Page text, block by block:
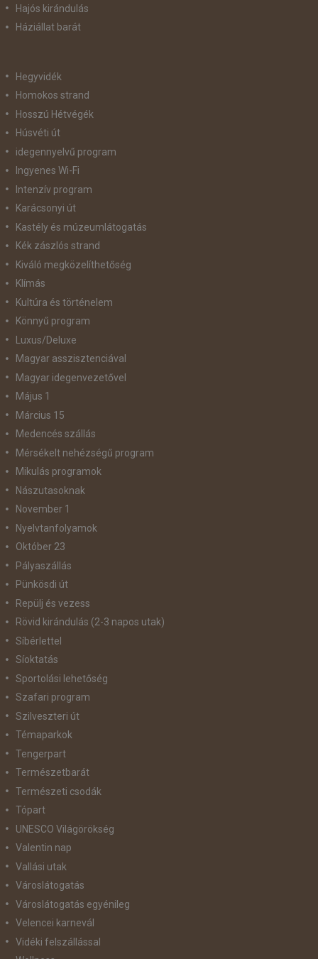
Hajós kirándulás
Háziállat barát
Hegyvidék
Homokos strand
Hosszú Hétvégék
Húsvéti út
idegennyelvű program
Ingyenes Wi-Fi
Intenzív program
Karácsonyi út
Kastély és múzeumlátogatás
Kék zászlós strand
Kiváló megközelíthetőség
Klímás
Kultúra és történelem
Könnyű program
Luxus/Deluxe
Magyar asszisztenciával
Magyar idegenvezetővel
Május 1
Március 15
Medencés szállás
Mérsékelt nehézségű program
Mikulás programok
Nászutasoknak
November 1
Nyelvtanfolyamok
Október 23
Pályaszállás
Pünkösdi út
Repülj és vezess
Rövid kirándulás (2-3 napos utak)
Síbérlettel
Síoktatás
Sportolási lehetőség
Szafari program
Szilveszteri út
Témaparkok
Tengerpart
Természetbarát
Természeti csodák
Tópart
UNESCO Világörökség
Valentin nap
Vallási utak
Városlátogatás
Városlátogatás egyénileg
Velencei karnevál
Vidéki felszállással